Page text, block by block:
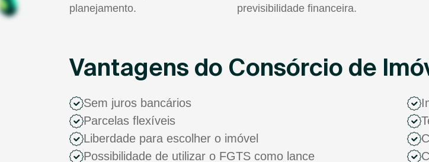
planejamento.
previsibilidade financeira.
Vantagens do Consórcio de
Sem juros bancários
Parcelas flexíveis
Liberdade para escolher o imóvel
Possibilidade de utilizar o FGTS como lance